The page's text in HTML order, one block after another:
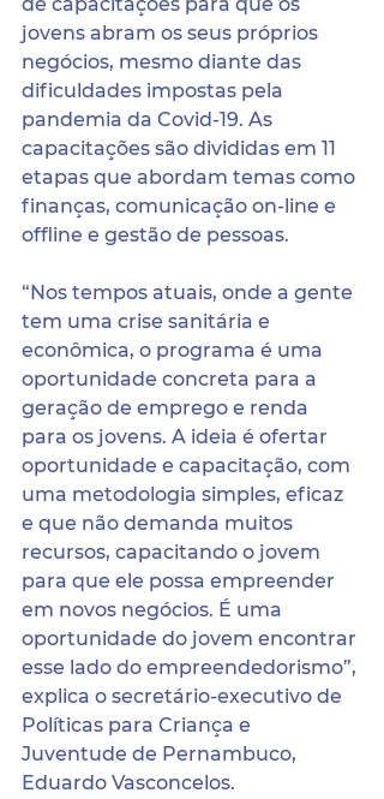
jovens abram os seus próprios
negócios, mesmo diante das
dificuldades impostas pela
pandemia da Covid-19. As
capacitações são divididas em 11
etapas que abordam temas como
finanças, comunicação on-line e
offline e gestão de pessoas.
“Nos tempos atuais, onde a gente
tem uma crise sanitária e
econômica, o programa é uma
oportunidade concreta para a
geração de emprego e renda
para os jovens. A ideia é ofertar
oportunidade e capacitação, com
uma metodologia simples, eficaz
e que não demanda muitos
recursos, capacitando o jovem
para que ele possa empreender
em novos negócios. É uma
oportunidade do jovem encontrar
esse lado do empreendedorismo”,
explica o secretário-executivo de
Políticas para Criança e
Juventude de Pernambuco,
Eduardo Vasconcelos.